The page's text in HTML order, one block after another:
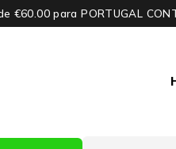
€60.00 para PORTUGAL